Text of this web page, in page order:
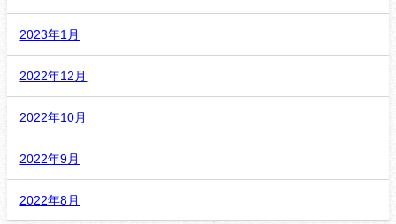
2023年1月
2022年12月
2022年10月
2022年9月
2022年8月